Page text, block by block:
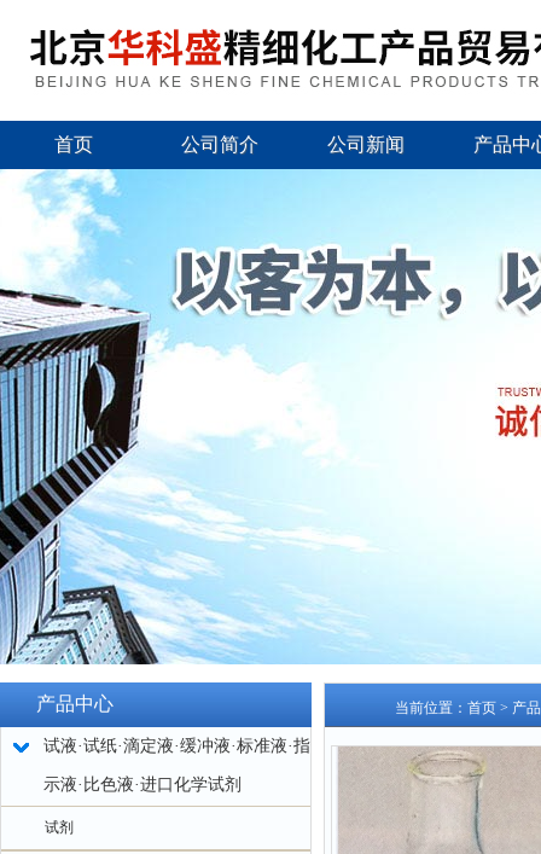
首页 公司简介 公司新闻 产品中
产品中心
试液·试纸·滴定液·缓冲液·标准液·指
示液·比色液·进口化学试剂
试剂
当前位置： 首页 > 产